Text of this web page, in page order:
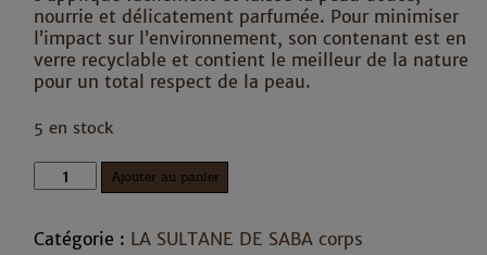
nourrie et délicatement parfumée. Pour minimiser
l’impact sur l’environnement, son contenant est en
verre recyclable et contient le meilleur de la nature
pour un total respect de la peau.
5 en stock
quantité
de
Sultane
Ajouter au panier
Catégorie : LA SULTANE DE SABA corps